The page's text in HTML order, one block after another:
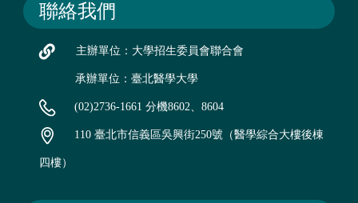
聯絡我們
主辦單位：大學招生委員會聯合會
承辦單位：臺北醫學大學
(02)2736-1661 分機8602、8604
110 臺北市信義區吳興街250號（醫學綜合大樓後棟
四樓）